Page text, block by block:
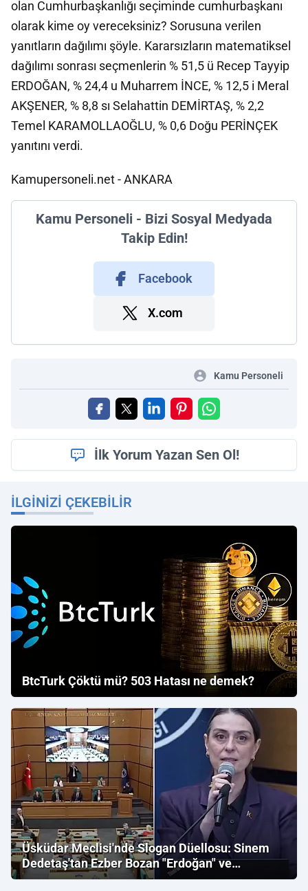
olan Cumhurbaşkanlığı seçiminde cumhurbaşkanı
olarak kime oy vereceksiniz? Sorusuna verilen
yanıtların dağılımı şöyle. Kararsızların matematiksel
dağılımı sonrası seçmenlerin % 51,5 ü Recep Tayyip
ERDOĞAN, % 24,4 u Muharrem İNCE, % 12,5 i Meral
AKŞENER, % 8,8 sı Selahattin DEMİRTAŞ, % 2,2
Temel KARAMOLLAOĞLU, % 0,6 Doğu PERİNÇEK
yanıtını verdi.
Kamupersoneli.net - ANKARA
Kamu Personeli - Bizi Sosyal Medyada
Takip Edin!
Facebook
X.com
Kamu Personeli
İlk Yorum Yazan Sen Ol!
İLGINIZI ÇEKEBILIR
BtcTurk Çöktü mü? 503 Hatası ne demek?
Üsküdar Meclisi'nde Slogan Düellosu: Sinem
Dedetaş'tan Ezber Bozan "Erdoğan" ve
"İmamoğlu" Çıkışı!